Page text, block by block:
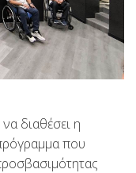
διαθέσει η
που